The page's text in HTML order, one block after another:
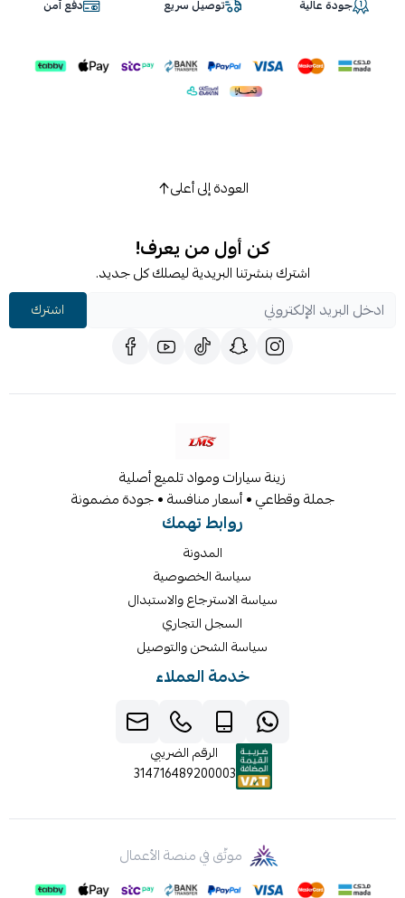
جودة عالية توصيل سريع دفع آمن
العودة إلى أعلى
كن أول من يعرف!
اشترك بنشرتنا البريدية ليصلك كل جديد.
اشترك
زينة سيارات ومواد تلميع أصلية
جملة وقطاعي • أسعار منافسة • جودة مضمونة
روابط تهمك
المدونة
سياسة الخصوصية
سياسة الاسترجاع والاستبدال
السجل التجاري
سياسة الشحن والتوصيل
خدمة العملاء
الرقم الضريبي
314716489200003
موثّق في منصة الأعمال